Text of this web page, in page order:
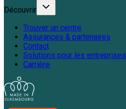
Découvrir
Trouver un centre
Assurances & partenaires
Contact
Solutions pour les entreprises
Carrière